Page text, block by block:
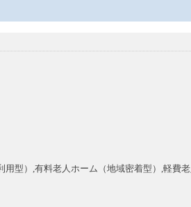
型）,有料老人ホーム（地域密着型）,軽